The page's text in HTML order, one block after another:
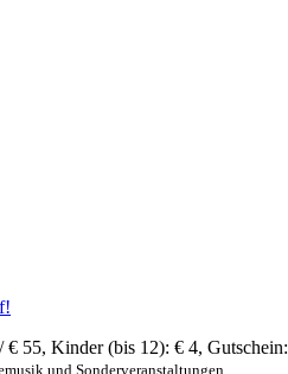
€ 55, Kinder (bis 12): € 4, Gutschein:
und Sonderveranstaltungen